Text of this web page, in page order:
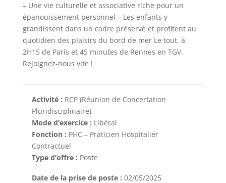
– Une vie culturelle et associative riche pour un
épanouissement personnel – Les enfants y
grandissent dans un cadre préservé et profitent au
quotidien des plaisirs du bord de mer Le tout, à
2H15 de Paris et 45 minutes de Rennes en TGV.
Rejoignez-nous vite !
Activité : RCP (Réunion de Concertation
Pluridisciplinaire)
Mode d’exercice : Libéral
Fonction : PHC – Praticien Hospitalier
Contractuel
Type d’offre : Poste
Date de la prise de poste : 02/05/2025